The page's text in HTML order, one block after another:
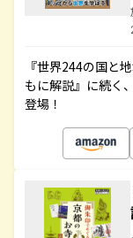
『世界244の国と
もに解説』に続く
登場！